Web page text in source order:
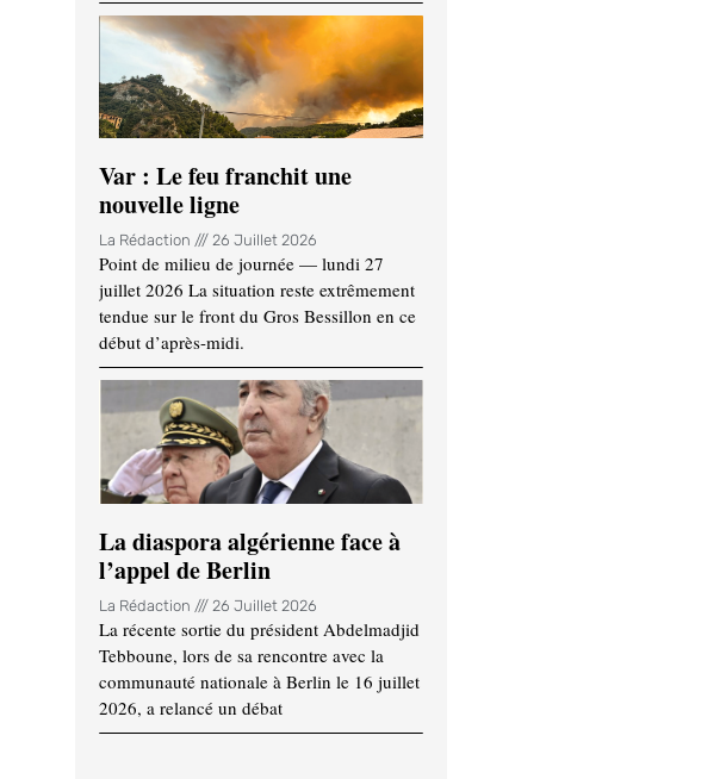
Var : Le feu franchit une
nouvelle ligne
La Rédaction 26 Juillet 2026
Point de milieu de journée — lundi 27
juillet 2026 La situation reste extrêmement
tendue sur le front du Gros Bessillon en ce
début d’après-midi.
La diaspora algérienne face à
l’appel de Berlin
La Rédaction 26 Juillet 2026
La récente sortie du président Abdelmadjid
Tebboune, lors de sa rencontre avec la
communauté nationale à Berlin le 16 juillet
2026, a relancé un débat